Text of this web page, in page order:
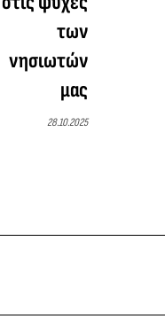
των
νησιωτών
μας
28.10.2025